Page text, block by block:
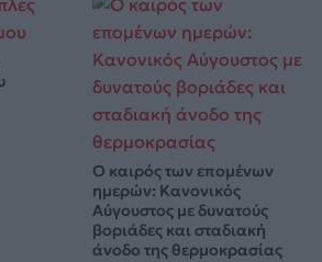
Ο καιρός των επομένων
ημερών: Κανονικός
Αύγουστος με δυνατούς
βοριάδες και σταδιακή
άνοδο της θερμοκρασίας